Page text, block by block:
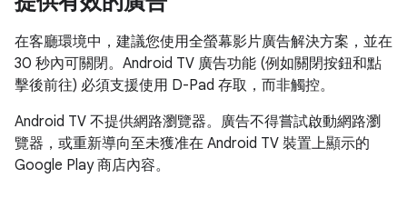
在客廳環境中，建議您使用全螢幕影片廣告解決方案，並在
30 秒內可關閉。Android TV 廣告功能 (例如關閉按鈕和點
擊後前往) 必須支援使用 D-Pad 存取，而非觸控。
Android TV 不提供網路瀏覽器。廣告不得嘗試啟動網路瀏
覽器，或重新導向至未獲准在 Android TV 裝置上顯示的
Google Play 商店內容。